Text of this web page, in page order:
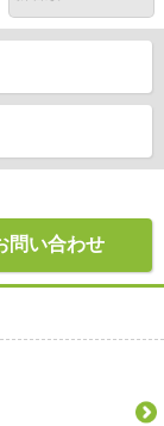
問い合わせ